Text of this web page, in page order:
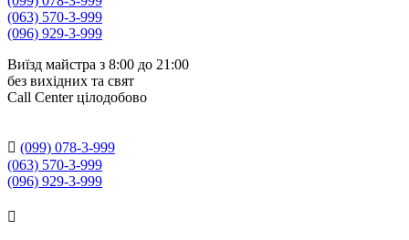
(063) 570-3-999
(096) 929-3-999
Виїзд майстра з 8:00 до 21:00
без вихідних та свят
Сall Сenter цілодобово
 (099) 078-3-999
(063) 570-3-999
(096) 929-3-999
